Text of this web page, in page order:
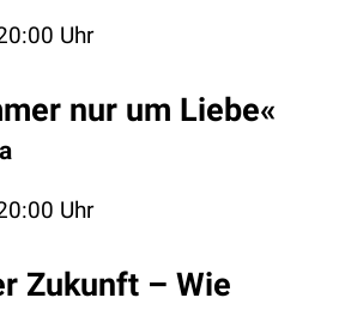
Uhr
nur um Liebe«
Uhr
Zukunft – Wie